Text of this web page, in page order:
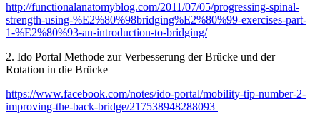
http://functionalanatomyblog.com/2011/07/05/progressing-spinal-
strength-using-%E2%80%98bridging%E2%80%99-exercises-part-
1-%E2%80%93-an-introduction-to-bridging/
2. Ido Portal Methode zur Verbesserung der Brücke und der
Rotation in die Brücke
https://www.facebook.com/notes/ido-portal/mobility-tip-number-2-
improving-the-back-bridge/217538948288093